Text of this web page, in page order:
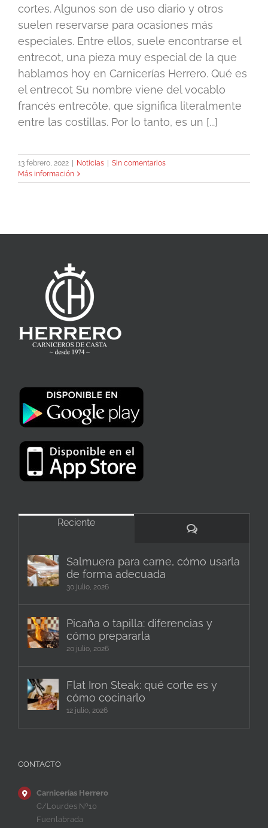
cortes. Algunos son de uso diario y otros
suelen reservarse para ocasiones más
especiales. Entre ellos, suele encontrarse el
entrecot, una pieza muy especial de la que
hablamos hoy en Carnicerías Herrero. Qué es
el entrecot Su nombre viene del vocablo
francés entrecôte, que significa literalmente
entre las costillas. Por lo tanto, es un [...]
13 febrero, 2022 Noticias
Sin comentarios
Más información
Reciente
Comentarios
Salmuera para carne, cómo usarla
de forma adecuada
30 julio, 2026
Picaña o tapilla: diferencias y
cómo prepararla
20 julio, 2026
Flat Iron Steak: qué corte es y
cómo cocinarlo
12 julio, 2026
CONTACTO
Carnicerías Herrero
C/Lourdes Nº10
Fuenlabrada